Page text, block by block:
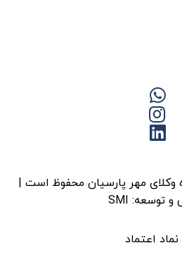
مهر پارسیان محفوظ است |
و توسعه: SMI